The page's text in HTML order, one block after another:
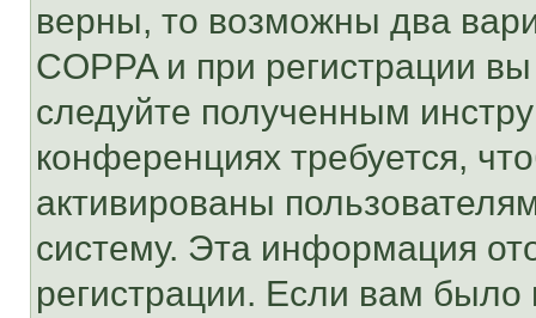
верны, то возможны два
COPPA и при регистрации
следуйте полученным
конференциях требуется,
активированы
систему. Эта информация
регистрации. Если вам